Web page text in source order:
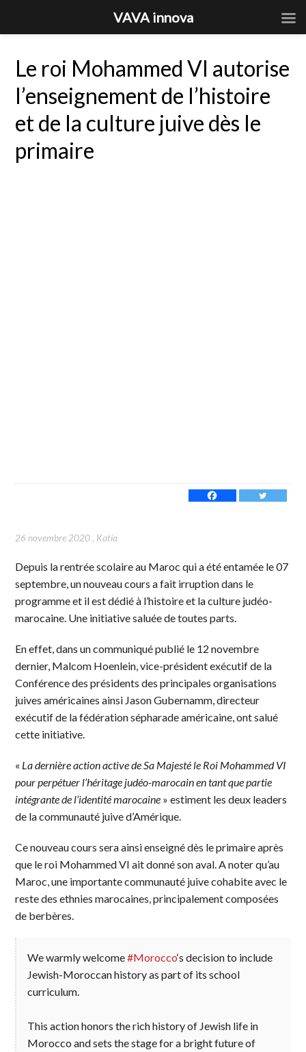
Le roi Mohammed VI autorise
l’enseignement de l’histoire
et de la culture juive dès le
primaire
26 novembre 2020, Katia
Depuis la rentrée scolaire au Maroc qui a été entamée le 07
septembre, un nouveau cours a fait irruption dans le
programme et il est dédié à l’histoire et la culture judéo-
marocaine. Une initiative saluée de toutes parts.
En effet, dans un communiqué publié le 12 novembre
dernier, Malcom Hoenlein, vice-président exécutif de la
Conférence des présidents des principales organisations
juives américaines ainsi Jason Gubernamm, directeur
exécutif de la fédération sépharade américaine, ont salué
cette initiative.
« La dernière action active de Sa Majesté le Roi Mohammed VI
pour perpétuer l’héritage judéo-marocain en tant que partie
intégrante de l’identité marocaine » estiment les deux leaders
de la communauté juive d’Amérique.
Ce nouveau cours sera ainsi enseigné dès le primaire après
que le roi Mohammed VI ait donné son aval. A noter qu’au
Maroc, une importante communauté juive cohabite avec le
reste des ethnies marocaines, principalement composées
de berbères.
We warmly welcome#Morocco‘s decision to include
Jewish-Moroccan history as part of its school
curriculum.
This action honors the rich history of Jewish life in
Morocco and sets the stage for a bright future of
VAVA innova